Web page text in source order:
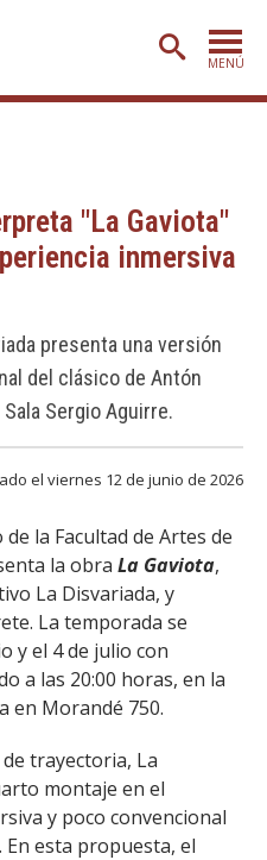
MENÚ
Funcionarias/os
Egresadas/os
"La Gaviota"
inmersiva
presenta una versión
del clásico de Antón
Sergio Aguirre.
el viernes 12 de junio de 2026
la Facultad de Artes de
la obra La Gaviota,
La Disvariada, y
La temporada se
y el 4 de julio con
a las 20:00 horas, en la
en Morandé 750.
trayectoria, La
montaje en el
y poco convencional
En esta propuesta, el